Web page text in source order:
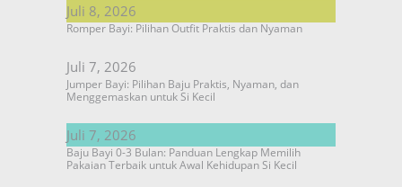
Juli 8, 2026
Romper Bayi: Pilihan Outfit Praktis dan Nyaman
Juli 7, 2026
Jumper Bayi: Pilihan Baju Praktis, Nyaman, dan
Menggemaskan untuk Si Kecil
Juli 7, 2026
Baju Bayi 0-3 Bulan: Panduan Lengkap Memilih
Pakaian Terbaik untuk Awal Kehidupan Si Kecil